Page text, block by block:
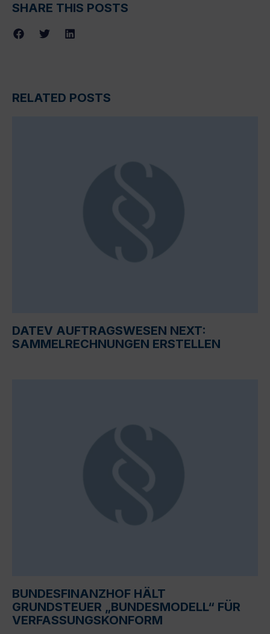
SHARE THIS POSTS
RELATED POSTS
DATEV AUFTRAGSWESEN NEXT:
SAMMELRECHNUNGEN ERSTELLEN
BUNDESFINANZHOF HÄLT
GRUNDSTEUER „BUNDESMODELL“ FÜR
VERFASSUNGSKONFORM